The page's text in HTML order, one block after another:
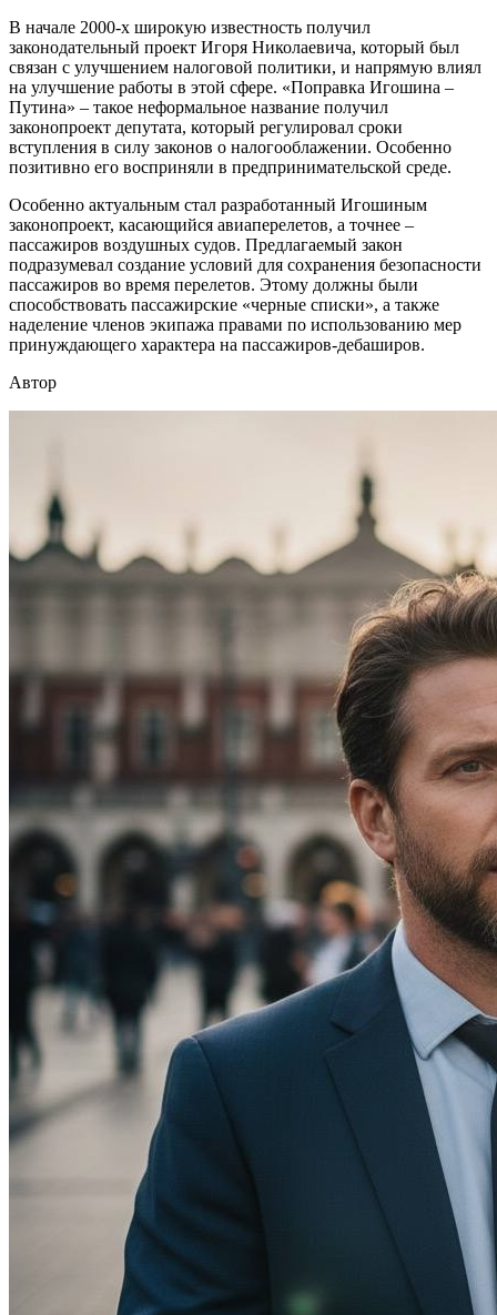
В начале 2000-х широкую известность получил
законодательный проект Игоря Николаевича, который был
связан с улучшением налоговой политики, и напрямую влиял
на улучшение работы в этой сфере. «Поправка Игошина –
Путина» – такое неформальное название получил
законопроект депутата, который регулировал сроки
вступления в силу законов о налогооблажении. Особенно
позитивно его восприняли в предпринимательской среде.
Особенно актуальным стал разработанный Игошиным
законопроект, касающийся авиаперелетов, а точнее –
пассажиров воздушных судов. Предлагаемый закон
подразумевал создание условий для сохранения безопасности
пассажиров во время перелетов. Этому должны были
способствовать пассажирские «черные списки», а также
наделение членов экипажа правами по использованию мер
принуждающего характера на пассажиров-дебаширов.
Автор